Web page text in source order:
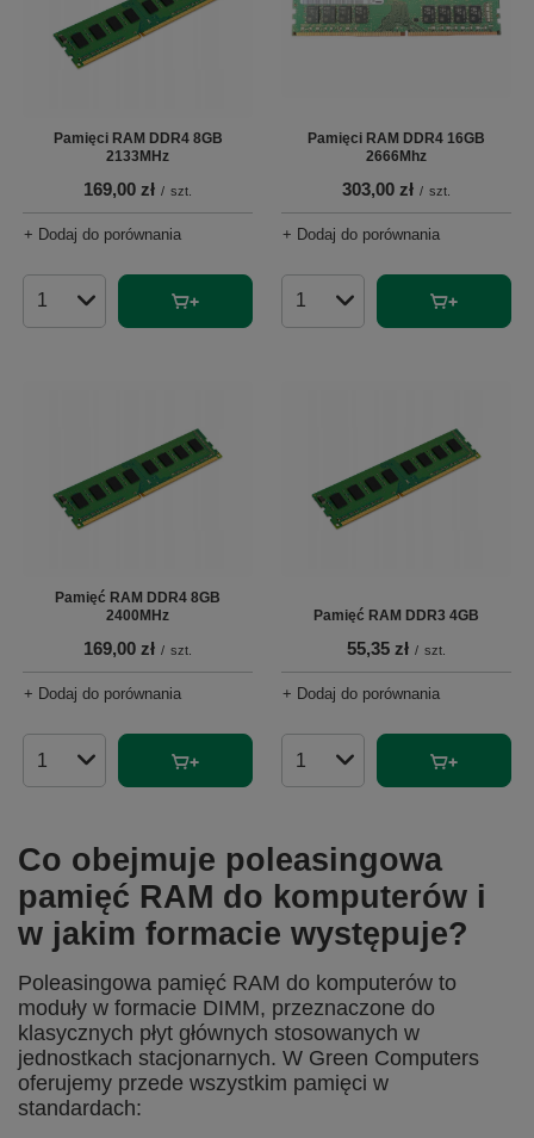
Pamięci RAM DDR4 8GB
2133MHz
169,00 zł / szt.
+ Dodaj do porównania
Ilość produktów
Pamięci RAM DDR4 16GB
2666Mhz
303,00 zł / szt.
+ Dodaj do porównania
Ilość produktów
Pamięć RAM DDR4 8GB
2400MHz
169,00 zł / szt.
+ Dodaj do porównania
Ilość produktów
Pamięć RAM DDR3 4GB
55,35 zł / szt.
+ Dodaj do porównania
Ilość produktów
Co obejmuje poleasingowa
pamięć RAM do komputerów i
w jakim formacie występuje?
Poleasingowa pamięć RAM do komputerów to
moduły w formacie DIMM, przeznaczone do
klasycznych płyt głównych stosowanych w
jednostkach stacjonarnych. W Green Computers
oferujemy przede wszystkim pamięci w
standardach: